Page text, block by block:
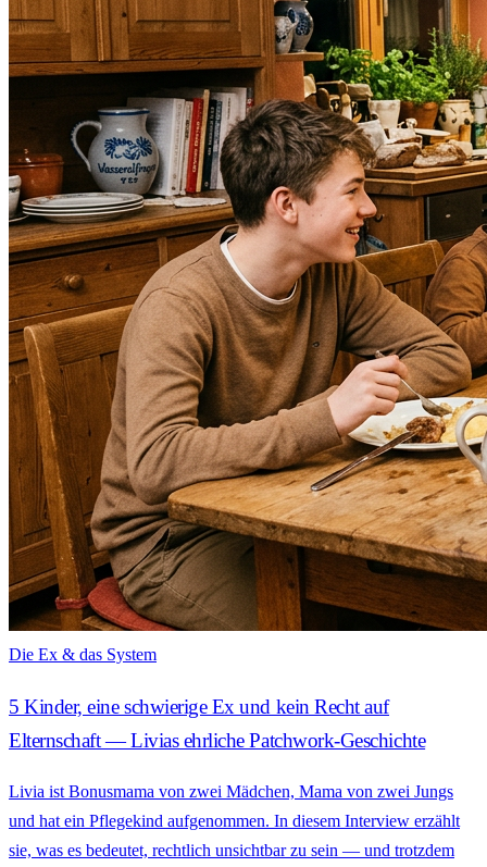
Die Ex & das System
5 Kinder, eine schwierige Ex und kein Recht auf
Elternschaft — Livias ehrliche Patchwork-Geschichte
Livia ist Bonusmama von zwei Mädchen, Mama von zwei Jungs
und hat ein Pflegekind aufgenommen. In diesem Interview erzählt
sie, was es bedeutet, rechtlich unsichtbar zu sein — und trotzdem